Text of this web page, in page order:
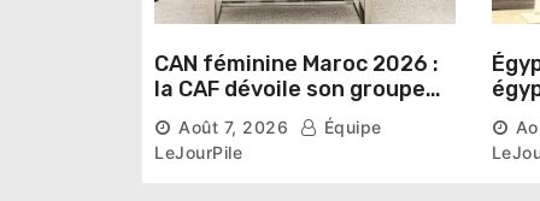
CAN féminine Maroc 2026 :
la CAF dévoile son groupe
d’experts chargé d’analyser
la compétition
Août 7, 2026
Équipe
LeJourPile
une